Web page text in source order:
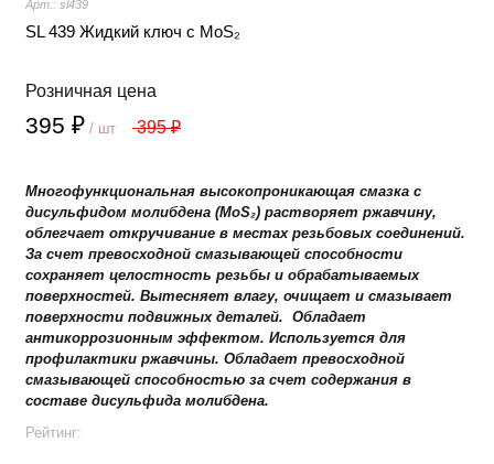
Арт.: sl439
SL 439 Жидкий ключ с MoS₂
Розничная цена
395 ₽ / шт 395 ₽
Многофункциональная высокопроникающая смазка с
дисульфидом молибдена (MoS₂) растворяет ржавчину,
облегчает откручивание в местах резьбовых соединений.
За счет превосходной смазывающей способности
сохраняет целостность резьбы и обрабатываемых
поверхностей. Вытесняет влагу, очищает и смазывает
поверхности подвижных деталей. Обладает
антикоррозионным эффектом. Используется для
профилактики ржавчины. Обладает превосходной
смазывающей способностью за счет содержания в
составе дисульфида молибдена.
Рейтинг: